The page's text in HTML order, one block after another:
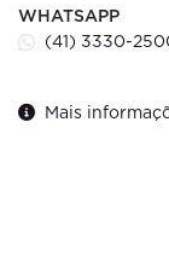
WHATSAPP
(41) 3330-
Mais